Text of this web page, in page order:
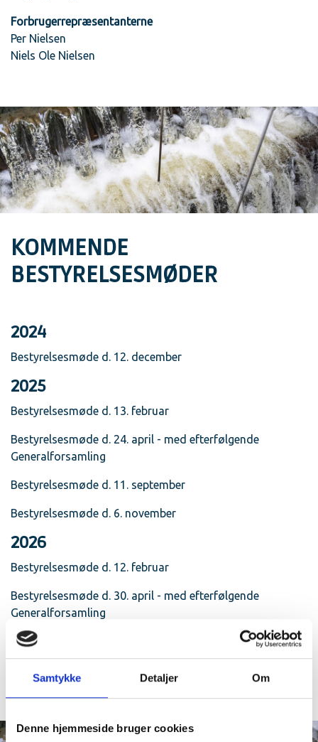
Samtykke Detaljer Om
Denne hjemmeside bruger cookies
Forbrugerrepræsentanterne
Per Nielsen
Niels Ole Nielsen
KOMMENDE
BESTYRELSESMØDER
2024
Bestyrelsesmøde d. 12. december
2025
Bestyrelsesmøde d. 13. februar
Bestyrelsesmøde d. 24. april - med efterfølgende
Generalforsamling
Bestyrelsesmøde d. 11. september
Bestyrelsesmøde d. 6. november
2026
Bestyrelsesmøde d. 12. februar
Bestyrelsesmøde d. 30. april - med efterfølgende
Generalforsamling
Bestyrelsesmøde d. 10. september